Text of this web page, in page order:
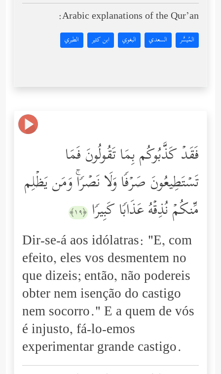
Arabic explanations of the Qur’an:
المُيسَّر السعدي البغوي ابن كثير الطبري
فَقَدۡ كَذَّبُوكُم بِمَا تَقُولُونَ فَمَا
تَسۡتَطِیعُونَ صَرۡفࣰا وَلَا نَصۡرࣰاۚ وَمَن یَظۡلِم
مِّنكُمۡ نُذِقۡهُ عَذَابࣰا كَبِیرࣰا ﴿١٩﴾
Dir-se-á aos idólatras: "E, com
efeito, eles vos desmentem no
que dizeis; então, não podereis
obter nem isenção do castigo
nem socorro." E a quem de vós
é injusto, fá-lo-emos
experimentar grande castigo.